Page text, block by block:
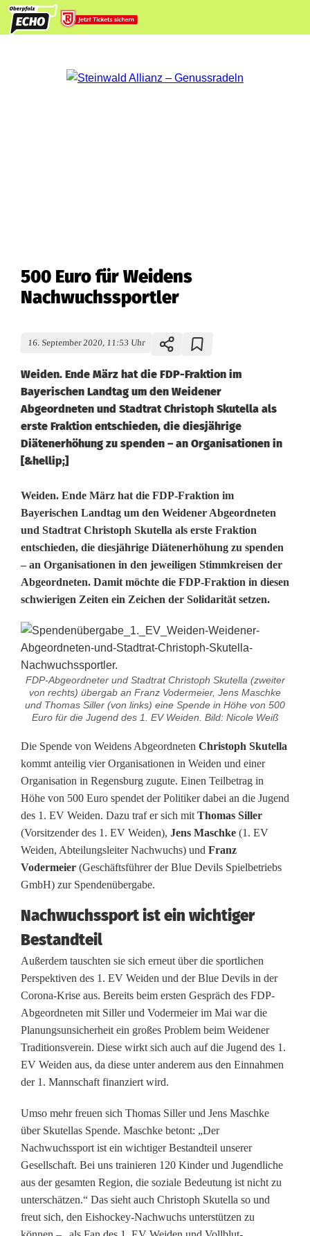
500 Euro für Weidens
Nachwuchssportler
16. September 2020, 11:53 Uhr
Weiden. Ende März hat die FDP-Fraktion im
Bayerischen Landtag um den Weidener
Abgeordneten und Stadtrat Christoph Skutella als
erste Fraktion entschieden, die diesjährige
Diätenerhöhung zu spenden – an Organisationen in
[&hellip;]
5
0
0
E
u
r
o
ü
W
e
i
d
e
n
s
N
a
c
h
w
u
h
s
s
p
Weiden. Ende März hat die FDP-Fraktion im
Bayerischen Landtag um den Weidener Abgeordneten
und Stadtrat Christoph Skutella als erste Fraktion
entschieden, die diesjährige Diätenerhöhung zu spenden
– an Organisationen in den jeweiligen Stimmkreisen der
Abgeordneten. Damit möchte die FDP-Fraktion in diesen
schwierigen Zeiten ein Zeichen der Solidarität setzen.
FDP-Abgeordneter und Stadtrat Christoph Skutella (zweiter
von rechts) übergab an Franz Vodermeier, Jens Maschke
und Thomas Siller (von links) eine Spende in Höhe von 500
Euro für die Jugend des 1. EV Weiden. Bild: Nicole Weiß
Die Spende von Weidens Abgeordneten Christoph Skutella
kommt anteilig vier Organisationen in Weiden und einer
Organisation in Regensburg zugute. Einen Teilbetrag in
Höhe von 500 Euro spendet der Politiker dabei an die Jugend
des 1. EV Weiden. Dazu traf er sich mit Thomas Siller
(Vorsitzender des 1. EV Weiden), Jens Maschke (1. EV
Weiden, Abteilungsleiter Nachwuchs) und Franz
Vodermeier (Geschäftsführer der Blue Devils Spielbetriebs
GmbH) zur Spendenübergabe.
Nachwuchssport ist ein wichtiger
Bestandteil
Außerdem tauschten sie sich erneut über die sportlichen
Perspektiven des 1. EV Weiden und der Blue Devils in der
Corona-Krise aus. Bereits beim ersten Gespräch des FDP-
Abgeordneten mit Siller und Vodermeier im Mai war die
Planungsunsicherheit ein großes Problem beim Weidener
Traditionsverein. Diese wirkt sich auch auf die Jugend des 1.
EV Weiden aus, da diese unter anderem aus den Einnahmen
der 1. Mannschaft finanziert wird.
Umso mehr freuen sich Thomas Siller und Jens Maschke
über Skutellas Spende. Maschke betont: „Der
Nachwuchssport ist ein wichtiger Bestandteil unserer
Gesellschaft. Bei uns trainieren 120 Kinder und Jugendliche
aus der gesamten Region, die soziale Bedeutung ist nicht zu
unterschätzen.“ Das sieht auch Christoph Skutella so und
freut sich, den Eishockey-Nachwuchs unterstützen zu